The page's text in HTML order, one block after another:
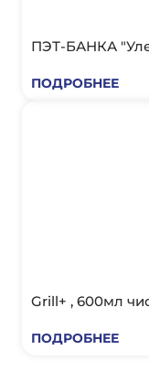
ПЭТ-БАНКА
ПОДРОБНЕЕ
Grill+ , 600мл
ПОДРОБНЕЕ